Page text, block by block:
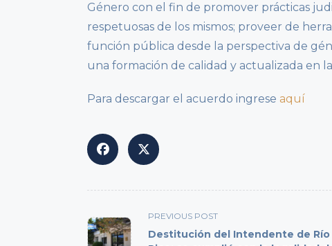
Género con el fin de promover prácticas
respetuosas de los mismos; proveer de
función pública desde la perspectiva de
una formación de calidad y actualizada en
Para descargar el acuerdo ingrese aquí
<span
class="nav-
PREVIOUS POST
Destitución del Intendente de Río